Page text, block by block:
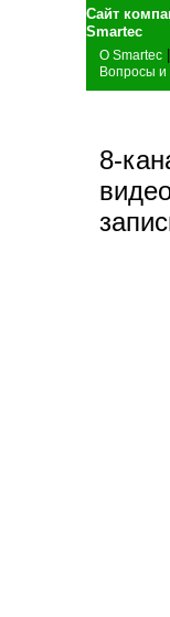
Сайт
О Smartec
Вопросы и
8-